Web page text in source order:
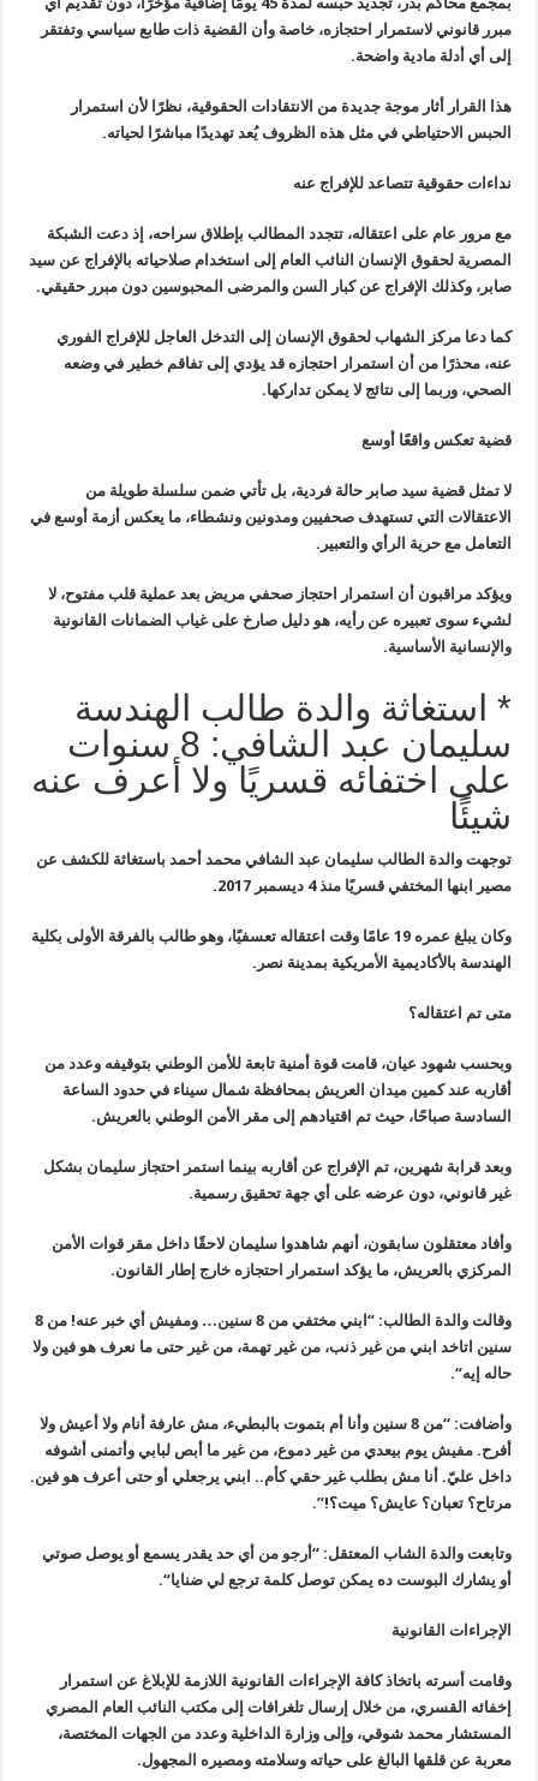
مبرر قانوني لاستمرار احتجازه، خاصة وأن القضية ذات طابع سياسي وتفتقر
إلى أي أدلة مادية واضحة.
هذا القرار أثار موجة جديدة من الانتقادات الحقوقية، نظرًا لأن استمرار
الحبس الاحتياطي في مثل هذه الظروف يُعد تهديدًا مباشرًا لحياته.
نداءات حقوقية تتصاعد للإفراج عنه
مع مرور عام على اعتقاله، تتجدد المطالب بإطلاق سراحه، إذ دعت الشبكة
المصرية لحقوق الإنسان النائب العام إلى استخدام صلاحياته بالإفراج عن سيد
صابر، وكذلك الإفراج عن كبار السن والمرضى المحبوسين دون مبرر حقيقي.
كما دعا مركز الشهاب لحقوق الإنسان إلى التدخل العاجل للإفراج الفوري
عنه، محذرًا من أن استمرار احتجازه قد يؤدي إلى تفاقم خطير في وضعه
الصحي، وربما إلى نتائج لا يمكن تداركها.
قضية تعكس واقعًا أوسع
لا تمثل قضية سيد صابر حالة فردية، بل تأتي ضمن سلسلة طويلة من
الاعتقالات التي تستهدف صحفيين ومدونين ونشطاء، ما يعكس أزمة أوسع في
التعامل مع حرية الرأي والتعبير.
ويؤكد مراقبون أن استمرار احتجاز صحفي مريض بعد عملية قلب مفتوح، لا
لشيء سوى تعبيره عن رأيه، هو دليل صارخ على غياب الضمانات القانونية
والإنسانية الأساسية.
* استغاثة والدة طالب الهندسة
سليمان عبد الشافي: 8 سنوات
على اختفائه قسريًا ولا أعرف عنه
شيئًا
توجهت والدة الطالب سليمان عبد الشافي محمد أحمد باستغاثة للكشف عن
مصير ابنها المختفي قسريًا منذ 4 ديسمبر 2017
.
وكان يبلغ عمره 19 عامًا وقت اعتقاله تعسفيًا، وهو طالب بالفرقة الأولى بكلية
الهندسة بالأكاديمية الأمريكية بمدينة نصر .
متى تم اعتقاله؟
وبحسب شهود عيان، قامت قوة أمنية تابعة للأمن الوطني بتوقيفه وعدد من
أقاربه عند كمين ميدان العريش بمحافظة شمال سيناء في حدود الساعة
السادسة صباحًا، حيث تم اقتيادهم إلى مقر الأمن الوطني بالعريش.
وبعد قرابة شهرين، تم الإفراج عن أقاربه بينما استمر احتجاز سليمان بشكل
غير قانوني، دون عرضه على أي جهة تحقيق رسمية.
وأفاد معتقلون سابقون، أنهم شاهدوا سليمان لاحقًا داخل مقر قوات الأمن
المركزي بالعريش، ما يؤكد استمرار احتجازه خارج إطار القانون.
وقالت والدة الطالب: “ابني مختفي من 8
سنين… ومفيش أي خبر عنه! من 8
سنين اتاخد ابني من غير ذنب، من غير تهمة، من غير حتى ما نعرف هو فين ولا
حاله إيه“.
وأضافت: “من 8 سنين وأنا أم بتموت
بالبطيء، مش عارفة أنام ولا أعيش ولا
أفرح. مفيش يوم بيعدي من غير دموع، من غير ما أبص لبابي وأتمنى أشوفه
داخل عليّ. أنا مش بطلب غير حقي كأم.. ابني يرجعلي أو حتى أعرف هو فين.
مرتاح؟ تعبان؟ عايش؟ ميت؟!”.
وتابعت والدة الشاب المعتقل: “أرجو من أي حد يقدر يسمع أو يوصل صوتي
أو يشارك البوست ده يمكن توصل كلمة ترجع لي ضنايا“.
الإجراءات القانونية
وقامت أسرته باتخاذ كافة الإجراءات القانونية اللازمة للإبلاغ عن استمرار
إخفائه القسري، من خلال إرسال تلغرافات إلى مكتب النائب العام المصري
المستشار محمد شوقي، وإلى وزارة الداخلية وعدد من الجهات المختصة،
معربة عن قلقها البالغ على حياته وسلامته ومصيره المجهول.